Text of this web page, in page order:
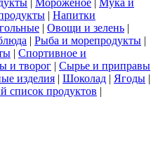
| Напитки
| Овощи и зелень |
| Рыба и морепродукты |
| Спортивное и
и творог | Сырье и приправы
изделия | Шоколад | Ягоды |
список продуктов |